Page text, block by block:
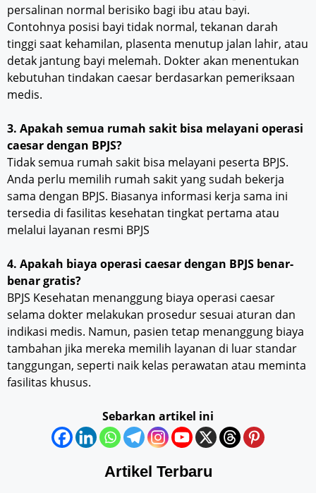
persalinan normal berisiko bagi ibu atau bayi.
Contohnya posisi bayi tidak normal, tekanan darah
tinggi saat kehamilan, plasenta menutup jalan lahir, atau
detak jantung bayi melemah. Dokter akan menentukan
kebutuhan tindakan caesar berdasarkan pemeriksaan
medis.
3. Apakah semua rumah sakit bisa melayani operasi
caesar dengan BPJS?
Tidak semua rumah sakit bisa melayani peserta BPJS.
Anda perlu memilih rumah sakit yang sudah bekerja
sama dengan BPJS. Biasanya informasi kerja sama ini
tersedia di fasilitas kesehatan tingkat pertama atau
melalui layanan resmi BPJS
4. Apakah biaya operasi caesar dengan BPJS benar-
benar gratis?
BPJS Kesehatan menanggung biaya operasi caesar
selama dokter melakukan prosedur sesuai aturan dan
indikasi medis. Namun, pasien tetap menanggung biaya
tambahan jika mereka memilih layanan di luar standar
tanggungan, seperti naik kelas perawatan atau meminta
fasilitas khusus.
Sebarkan artikel ini
Artikel Terbaru